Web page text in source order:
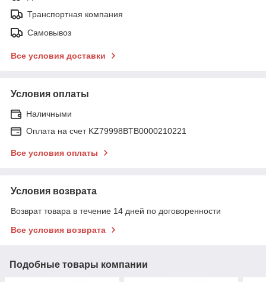
Транспортная компания
Самовывоз
Все условия доставки
Условия оплаты
Наличными
Оплата на счет KZ79998BTB0000210221
Все условия оплаты
Условия возврата
Возврат товара в течение 14 дней по договоренности
Все условия возврата
Подобные товары компании